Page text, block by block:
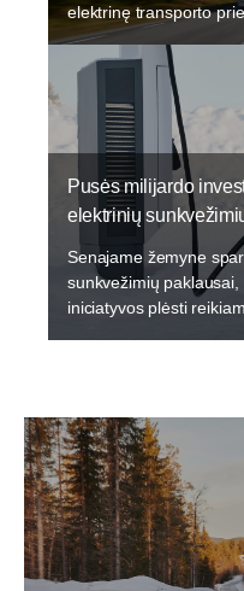
elektrinę transporto
Pusės milijardo
elektrinių
Senajame žemyne
sunkvežimių
iniciatyvos plėsti